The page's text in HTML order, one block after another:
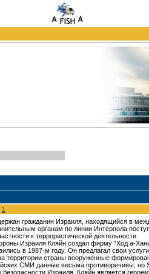
1
гражданин Израиля, находящийся в
органам по линии Интерпола
к террористической деятельности.
Израиля Кляйн создал фирму "Ход а-
в 1987-м году. Он предлагал свои
территории страны вооруженные
СМИ данные весьма противоречивы, но
Израиля. Кляйн является